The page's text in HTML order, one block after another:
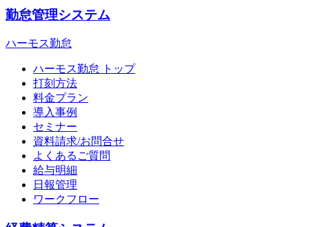
勤怠管理システム
ハーモス勤怠
ハーモス勤怠 トップ
打刻方法
料金プラン
導入事例
セミナー
資料請求/お問合せ
よくあるご質問
給与明細
日報管理
ワークフロー